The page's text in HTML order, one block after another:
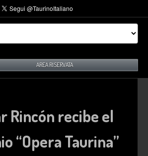
AREA RISERVATA
Rincón recibe el
“Opera Taurina”